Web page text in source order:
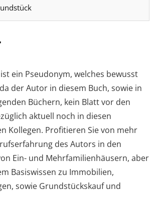
ein Pseudonym, welches bewusst
der Autor in diesem Buch, sowie in
Büchern, kein Blatt vor den
aktuell noch in diesen
Kollegen. Profitieren Sie von mehr
des Autors in den
Ein- und Mehrfamilienhäusern, aber
Basiswissen zu Immobilien,
sowie Grundstückskauf und